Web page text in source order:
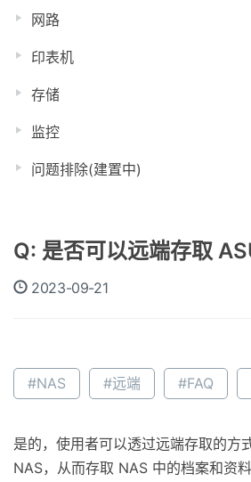
网路
印表机
存储
监控
问题排除(建置中)
Q: 是否可以远端存取
2023-09-21
#NAS #远端 #FAQ
是的，使用者可以透过远端存取的方
NAS，从而存取 NAS 中的档案和资